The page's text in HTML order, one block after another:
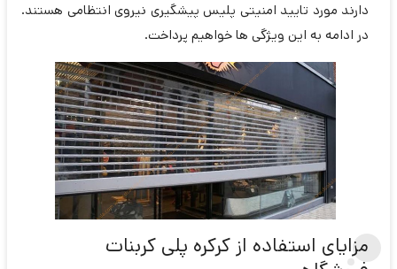
دارند مورد تایید امنیتی پلیس پیشگیری نیروی انتظامی هستند.
در ادامه به این ویژگی ها خواهیم پرداخت.
مزایای استفاده از کرکره پلی کربنات